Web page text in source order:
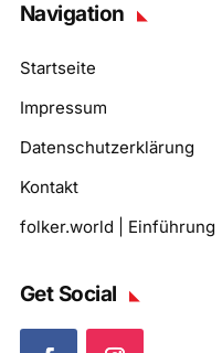
Navigation
Startseite
Impressum
Datenschutzerklärung
Kontakt
folker.world | Einführung
Get Social